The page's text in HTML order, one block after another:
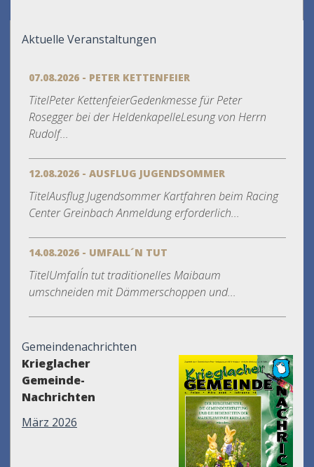
Aktuelle Veranstaltungen
07.08.2026 - PETER KETTENFEIER
TitelPeter KettenfeierGedenkmesse für Peter
Rosegger bei der HeldenkapelleLesung von Herrn
Rudolf...
12.08.2026 - AUSFLUG JUGENDSOMMER
TitelAusflug Jugendsommer Kartfahren beim Racing
Center Greinbach Anmeldung erforderlich...
14.08.2026 - UMFALL´N TUT
TitelUmfall´n tut traditionelles Maibaum
umschneiden mit Dämmerschoppen und...
Gemeindenachrichten
Krieglacher
Gemeinde-
Nachrichten
März 2026